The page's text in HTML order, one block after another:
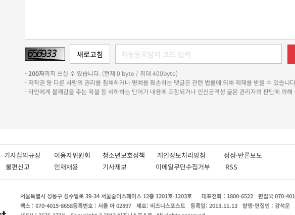
-200자까지 쓰실 수 있습니다. (현재 0 byte / 최대 400byte)
- 저작권 등 다른 사람의 권리를 침해하거나 명예를 훼손하는 댓글은 관련 법률에 의해 제재를 받을 수 있습니
- 타인에게 불쾌감을 주는 욕설 등 비하하는 단어가 내용에 포함되거나 인신공격성 글은 관리자의 판단에 의해
기사심의규정 이용자위원회 청소년보호정책 개인정보처리방침 정정·반론보도
불편신고 인재채용 기사제보 이메일무단수집거부 RSS
서울특별시 성동구 성수일로 39-34 서울숲더스페이스 12층 1201호-1203호 대표전화 : 1800-6522 편집국 070-
팩스 : 070-4015-8658등록번호 : 서울 아 02897 제호: 비즈니스포스트 등록일: 2013.11.13 발행·편집인 : 강석운